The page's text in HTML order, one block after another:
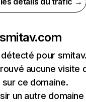
smitav.com
pour
aucune visite
ce domaine.
un autre domaine